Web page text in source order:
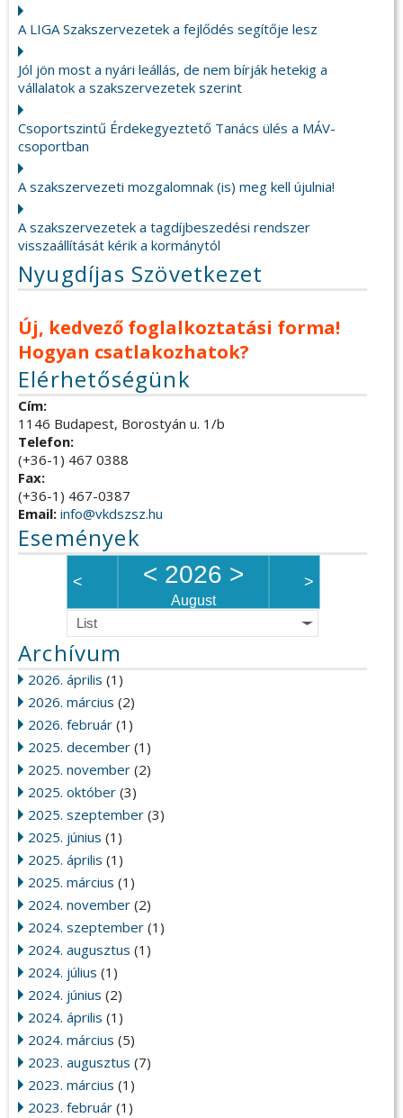
A LIGA Szakszervezetek a fejlődés segítője lesz
Jól jön most a nyári leállás, de nem bírják hetekig a
vállalatok a szakszervezetek szerint
Csoportszintű Érdekegyeztető Tanács ülés a MÁV-
csoportban
A szakszervezeti mozgalomnak (is) meg kell újulnia!
A szakszervezetek a tagdíjbeszedési rendszer
visszaállítását kérik a kormánytól
Nyugdíjas Szövetkezet
Új, kedvező foglalkoztatási forma!
Hogyan csatlakozhatok?
Elérhetőségünk
Cím:
1146 Budapest, Borostyán u. 1/b
Telefon:
(+36-1) 467 0388
Fax:
(+36-1) 467-0387
Email: info@vkdszsz.hu
Események
< < 2026 >
August
>
List
Archívum
2026. április (1)
2026. március (2)
2026. február (1)
2025. december (1)
2025. november (2)
2025. október (3)
2025. szeptember (3)
2025. június (1)
2025. április (1)
2025. március (1)
2024. november (2)
2024. szeptember (1)
2024. augusztus (1)
2024. július (1)
2024. június (2)
2024. április (1)
2024. március (5)
2023. augusztus (7)
2023. március (1)
2023. február (1)